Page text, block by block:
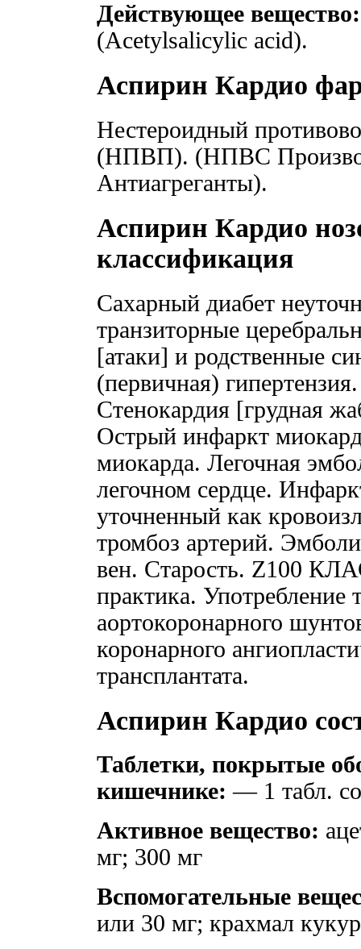
Действующее вещество:
(Acetylsalicylic acid).
Аспирин Кардио
Нестероидный
(НПВП). (НПВС
Антиагреганты).
Аспирин Кардио
классификация
Сахарный диабет
транзиторные
[атаки] и родственные
(первичная)
Стенокардия [грудная
Острый инфаркт
миокарда. Легочная
легочном сердце.
уточненный как
тромбоз артерий.
вен. Старость. Z100
практика. Употребление
аортокоронарного
коронарного
трансплантата.
Аспирин Кардио
Таблетки, покрытые
кишечнике: — 1 табл.
Активное вещество:
мг; 300 мг
Вспомогательные
или 30 мг; крахмал